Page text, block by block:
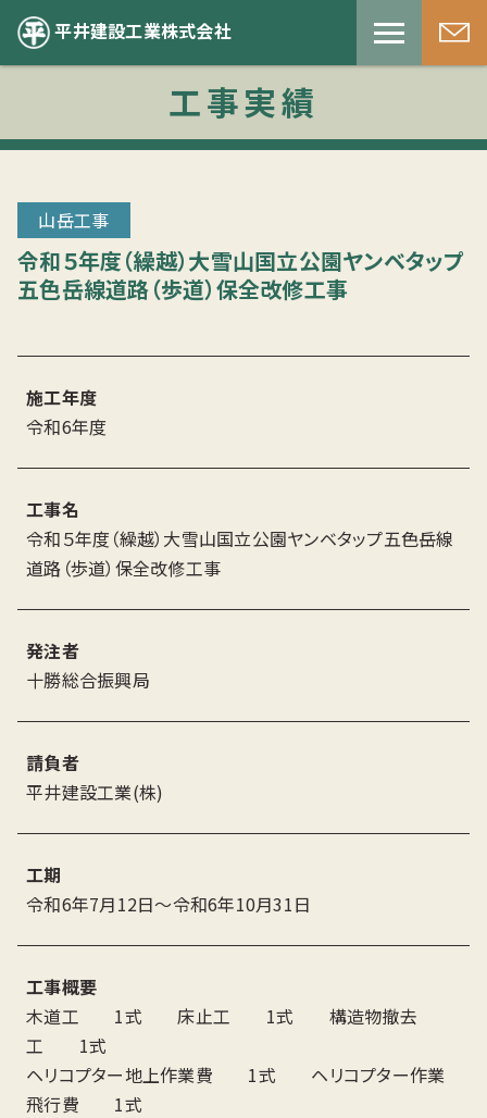
工事実績
平井建設工業株式会社
山岳工事
令和５年度（繰越）大雪山国立公園ヤンベタップ
五色岳線道路（歩道）保全改修工事
施工年度
令和6年度
工事名
令和５年度（繰越）大雪山国立公園ヤンベタップ五色岳線
道路（歩道）保全改修工事
発注者
十勝総合振興局
請負者
平井建設工業(株)
工期
令和6年7月12日〜令和6年10月31日
工事概要
木道工 1式 床止工 1式 構造物撤去
工 1式
ヘリコプター地上作業費 1式 ヘリコプター作業
飛行費 1式